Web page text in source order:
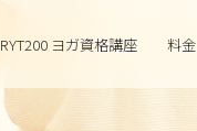
RYT200 ヨガ資格講座 料金